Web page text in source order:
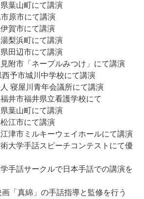
葉山町にて講演
原市にて講演
賀市にて講演
梨浜町にて講演
田辺市にて講演
市「ネープルみつけ」にて講演
市城川中学校にて講演
寝屋川青年会議所にて講演
市福井県立看護学校にて
葉山町にて講演
江市にて講演
市ミルキーウェイホールにて講演
学手話スピーチコンテストにて優
話サークルで日本手話での講演を
真綿」の手話指導と監修を行う